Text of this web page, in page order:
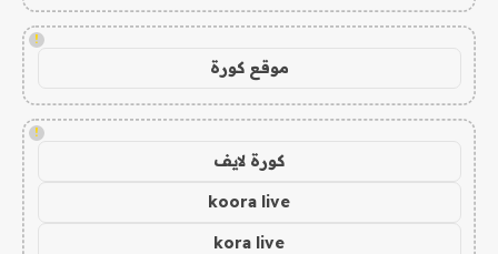
!
موقع كورة
!
كورة لايف
koora live
kora live